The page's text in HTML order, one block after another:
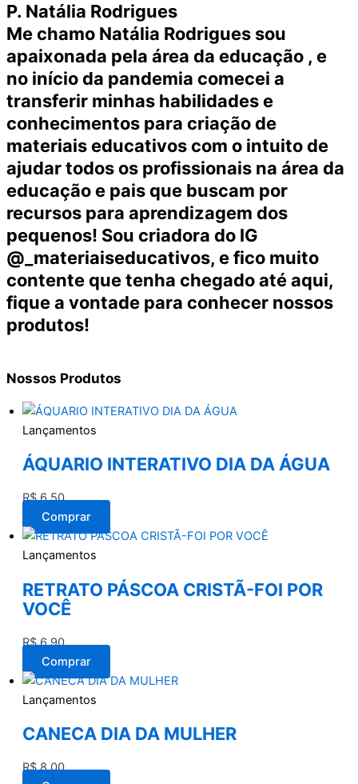
P. Natália Rodrigues
Me chamo Natália Rodrigues sou
apaixonada pela área da educação , e
no início da pandemia comecei a
transferir minhas habilidades e
conhecimentos para criação de
materiais educativos com o intuito de
ajudar todos os profissionais na área da
educação e pais que buscam por
recursos para aprendizagem dos
pequenos! Sou criadora do IG
@_materiaiseducativos, e fico muito
contente que tenha chegado até aqui,
fique a vontade para conhecer nossos
produtos!
Nossos Produtos
Lançamentos
ÁQUARIO INTERATIVO DIA DA ÁGUA
R$6,50
Comprar
Lançamentos
RETRATO PÁSCOA CRISTÃ-FOI POR
VOCÊ
R$6,90
Comprar
Lançamentos
CANECA DIA DA MULHER
R$8,00